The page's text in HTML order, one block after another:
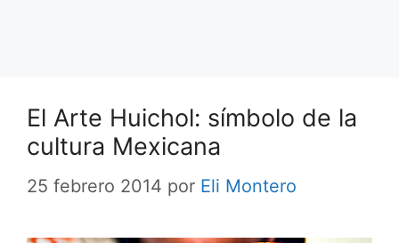
El Arte Huichol: símbolo de la
cultura Mexicana
25 febrero 2014 por Eli Montero